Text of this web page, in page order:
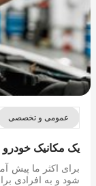
عمومی و تخصصی
یک مکانیک خودرو
برای اکثر ما پیش
شود و به افرادی